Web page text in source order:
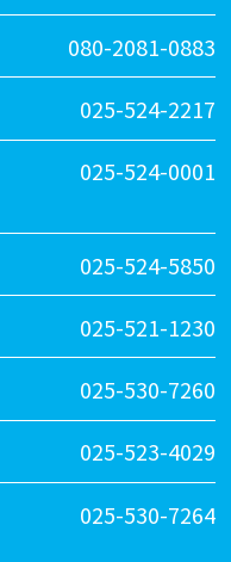
080-2081-0883
025-524-2217
025-524-0001
025-524-5850
025-521-1230
025-530-7260
025-523-4029
025-530-7264